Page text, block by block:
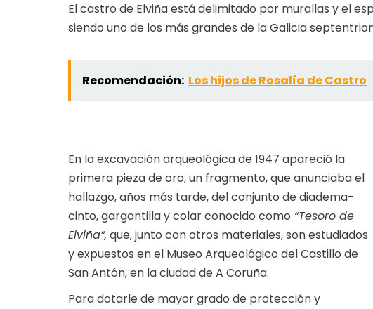
El castro de Elviña está delimitado por murallas y el
siendo uno de los más grandes de la Galicia
Recomendación: Los hijos de Rosalía de Castro
En la excavación arqueológica de 1947 apareció la
primera pieza de oro, un fragmento, que anunciaba el
hallazgo, años más tarde, del conjunto de diadema-
cinto, gargantilla y colar conocido como “Tesoro de
Elviña”, que, junto con otros materiales, son estudiados
y expuestos en el Museo Arqueológico del Castillo de
San Antón, en la ciudad de A Coruña.
Para dotarle de mayor grado de protección y